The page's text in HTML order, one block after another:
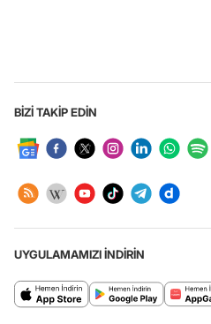
BİZİ TAKİP EDİN
UYGULAMAMIZI İNDİRİN